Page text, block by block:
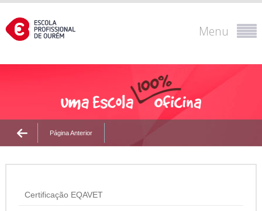
Menu
Página Anterior
Certificação EQAVET